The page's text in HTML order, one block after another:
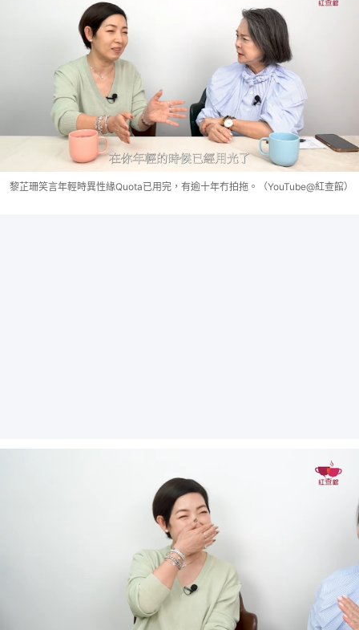
黎芷珊笑言年輕時異性緣Quota已用完，有逾十年冇拍拖。（YouTube@紅查館）